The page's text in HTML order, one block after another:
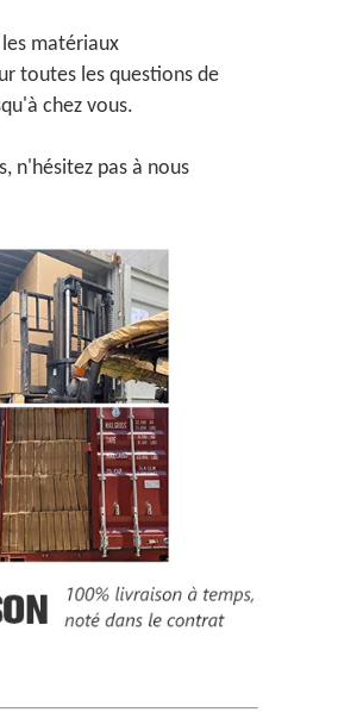
matériaux
toutes les questions de
chez vous.
n'hésitez pas à nous